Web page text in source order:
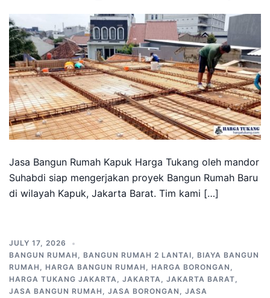
Jasa Bangun Rumah Kapuk Harga Tukang oleh mandor
Suhabdi siap mengerjakan proyek Bangun Rumah Baru
di wilayah Kapuk, Jakarta Barat. Tim kami […]
JULY 17, 2026
BANGUN RUMAH , BANGUN RUMAH 2 LANTAI, BIAYA BANGUN
RUMAH , HARGA BANGUN RUMAH , HARGA BORONGAN ,
HARGA TUKANG JAKARTA, JAKARTA, JAKARTA BARAT,
JASA BANGUN RUMAH , JASA BORONGAN , JASA